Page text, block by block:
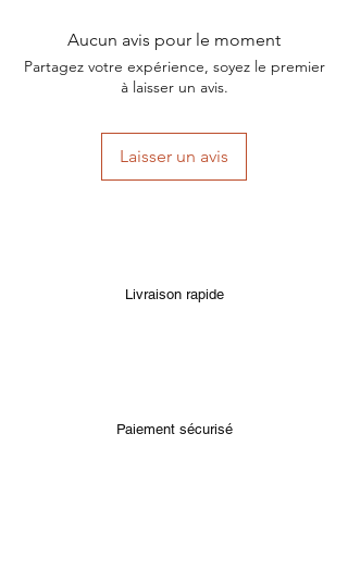
Aucun avis pour le moment
Partagez votre expérience, soyez le premier
à laisser un avis.
Laisser un avis
Livraison rapide
Paiement sécurisé